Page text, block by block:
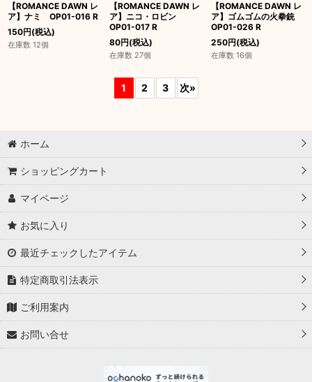
【ROMANCE DAWN レ
ア】ナミ OP01-016 R
150円(税込)
在庫数 12個
【ROMANCE DAWN レ
ア】ニコ・ロビン
OP01-017 R
80円(税込)
在庫数 27個
【ROMANCE DAWN レ
ア】ゴムゴムの火拳銃
OP01-026 R
250円(税込)
在庫数 16個
1 2 3 次»
ホーム
ショッピングカート
マイページ
お気に入り
最近チェックしたアイテム
特定商取引法表示
ご利用案内
お問い合せ